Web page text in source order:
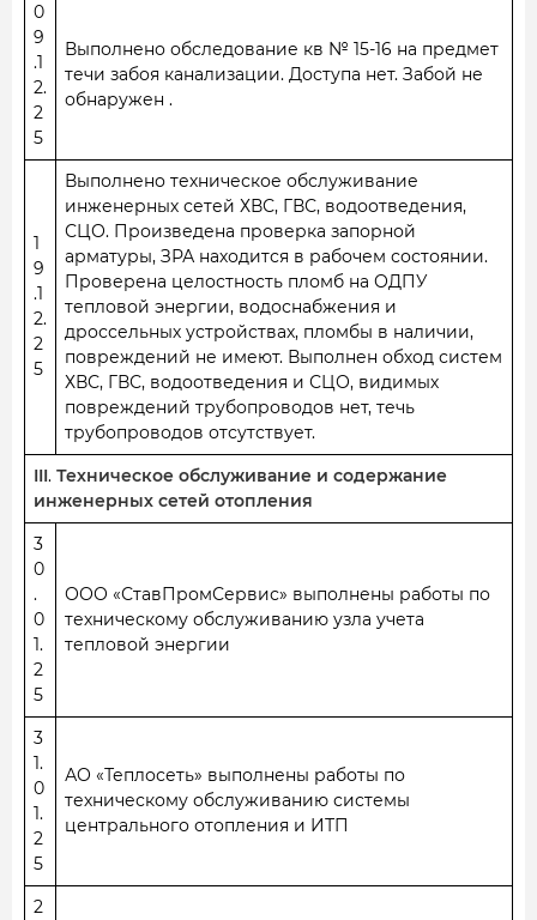
0
9
.1
2.
2
5
Выполнено обследование кв № 15-16 на предмет
течи забоя канализации. Доступа нет. Забой не
обнаружен .
1
9
.1
2.
2
5
Выполнено техническое обслуживание
инженерных сетей ХВС, ГВС, водоотведения,
СЦО. Произведена проверка запорной
арматуры, ЗРА находится в рабочем состоянии.
Проверена целостность пломб на ОДПУ
тепловой энергии, водоснабжения и
дроссельных устройствах, пломбы в наличии,
повреждений не имеют. Выполнен обход систем
ХВС, ГВС, водоотведения и СЦО, видимых
повреждений трубопроводов нет, течь
трубопроводов отсутствует.
III. Техническое обслуживание и содержание
инженерных сетей отопления
3
0
.
0
1.
2
5
ООО «СтавПромСервис» выполнены работы по
техническому обслуживанию узла учета
тепловой энергии
3
1.
0
1.
2
5
АО «Теплосеть» выполнены работы по
техническому обслуживанию системы
центрального отопления и ИТП
2